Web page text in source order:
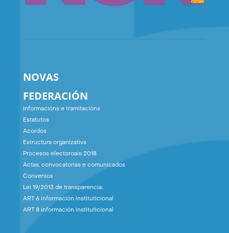
NOVAS
FEDERACIÓN
Informacións e tramitacións
Estatutos
Acordos
Estructura organizativa
Procesos electoroais 2018
Actas, convocatorias e comunicados
Convenios
Lei 19/2013 de transparencia:
ART 6 información instituticional
ART 8 información instituticional